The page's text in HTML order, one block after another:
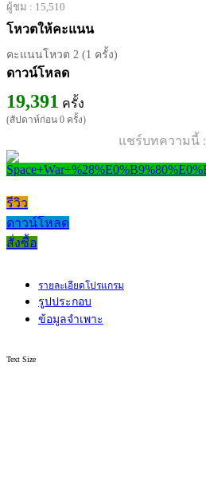
ผู้ชม : 15,510
โหวตให้คะแนน
คะแนนโหวต 2 (1 ครั้ง)
ดาวน์โหลด
19,391 ครั้ง
(สัปดาห์ก่อน 0 ครั้ง)
แชร์บทความนี้ :
รีวิว
ดาวน์โหลด
สั่งซื้อ
รายละเอียดโปรแกรม
รูปประกอบ
ข้อมูลจำเพาะ
Text Size